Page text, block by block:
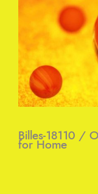
Billes-18110 /
for Home